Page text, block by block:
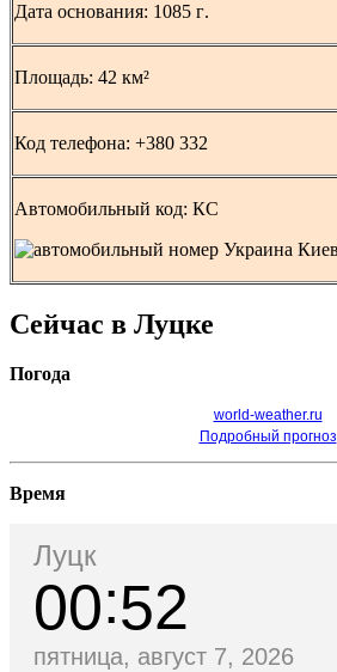
Дата основания: 1085 г.
Площадь: 42 км²
Код телефона: +380 332
Автомобильный код: КС
Сейчас в Луцке
Погода
world-weather.ru
Подробный прогноз
Время
Луцк
00 52
пятница, август 7, 2026